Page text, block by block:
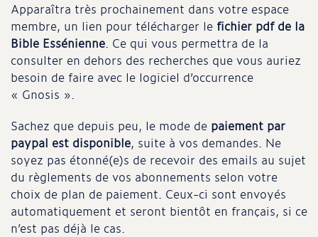
Apparaîtra très prochainement dans votre espace
membre, un lien pour télécharger le fichier pdf de la
Bible Essénienne. Ce qui vous permettra de la
consulter en dehors des recherches que vous auriez
besoin de faire avec le logiciel d’occurrence
« Gnosis ».
Sachez que depuis peu, le mode de paiement par
paypal est disponible, suite à vos demandes. Ne
soyez pas étonné(e)s de recevoir des emails au sujet
du règlements de vos abonnements selon votre
choix de plan de paiement. Ceux-ci sont envoyés
automatiquement et seront bientôt en français, si ce
n’est pas déjà le cas.